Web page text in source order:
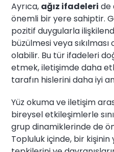
Ayrıca, ağız ifadeleri de
önemli bir yere sahiptir.
pozitif duygularla
büzülmesi veya
olabilir. Bu tür ifadeleri
etmek, iletişimde daha
tarafın hislerini daha iyi
Yüz okuma ve iletişim
bireysel etkileşimlerle
grup dinamiklerinde de
Topluluk içinde, bir